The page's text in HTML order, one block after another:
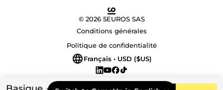
© 2026 5EUROS SAS
Conditions générales
Politique de confidentialité
Français • USD ($US)